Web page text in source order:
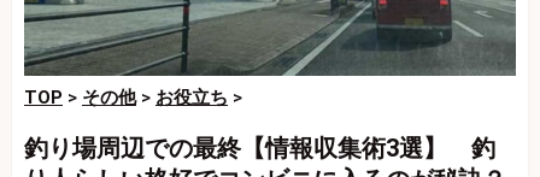
TOP > その他> お役立ち >
釣り場周辺での最終【情報収集術3選】 釣